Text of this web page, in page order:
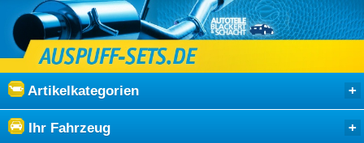
Artikelkategorien
Ihr Fahrzeug